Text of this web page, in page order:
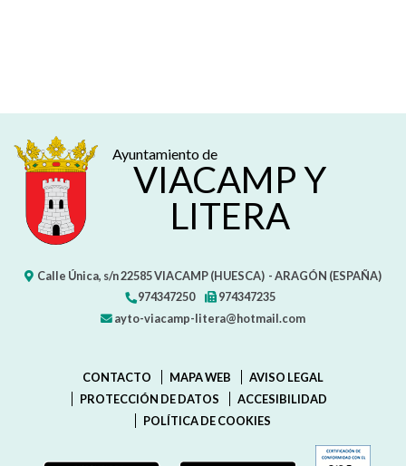
Ayuntamiento de
VIACAMP Y
LITERA
Calle Única, s/n22585VIACAMP (HUESCA) - ARAGÓN (ESPAÑA)
974347250
974347235
ayto-viacamp-litera@hotmail.com
CONTACTO MAPA WEB
AVISO LEGAL
PROTECCIÓN DE DATOS
ACCESIBILIDAD
POLÍTICA DE COOKIES